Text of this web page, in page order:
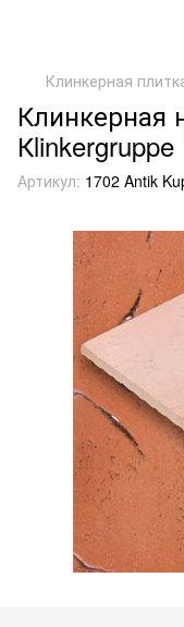
Клинкерная
Клинкерная
Артикул: 1702 Antik